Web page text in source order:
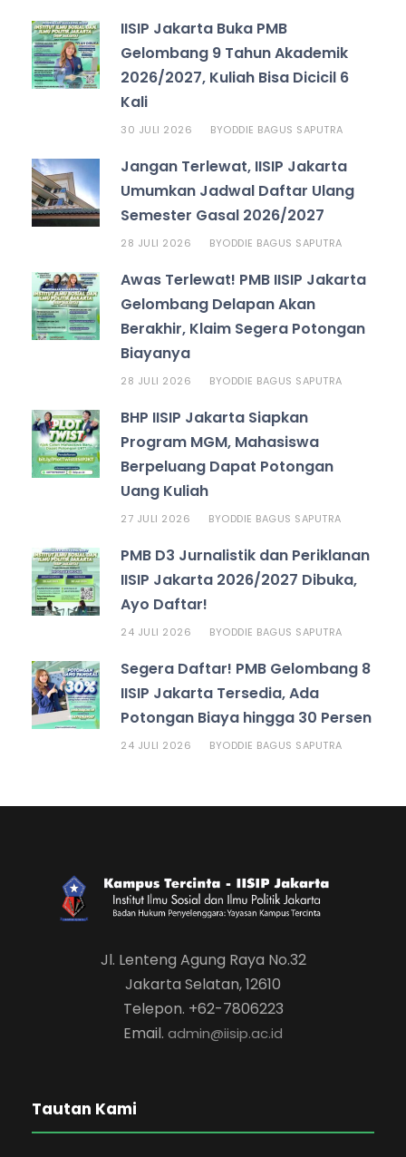
IISIP Jakarta Buka PMB
Gelombang 9 Tahun Akademik
2026/2027, Kuliah Bisa Dicicil 6
Kali
30 JULI 2026 BYODDIE BAGUS SAPUTRA
Jangan Terlewat, IISIP Jakarta
Umumkan Jadwal Daftar Ulang
Semester Gasal 2026/2027
28 JULI 2026 BYODDIE BAGUS SAPUTRA
Awas Terlewat! PMB IISIP Jakarta
Gelombang Delapan Akan
Berakhir, Klaim Segera Potongan
Biayanya
28 JULI 2026 BYODDIE BAGUS SAPUTRA
BHP IISIP Jakarta Siapkan
Program MGM, Mahasiswa
Berpeluang Dapat Potongan
Uang Kuliah
27 JULI 2026 BYODDIE BAGUS SAPUTRA
PMB D3 Jurnalistik dan Periklanan
IISIP Jakarta 2026/2027 Dibuka,
Ayo Daftar!
24 JULI 2026 BYODDIE BAGUS SAPUTRA
Segera Daftar! PMB Gelombang 8
IISIP Jakarta Tersedia, Ada
Potongan Biaya hingga 30 Persen
24 JULI 2026 BYODDIE BAGUS SAPUTRA
Jl. Lenteng Agung Raya No.32
Jakarta Selatan, 12610
Telepon. +62-7806223
Email. admin@iisip.ac.id
Tautan Kami